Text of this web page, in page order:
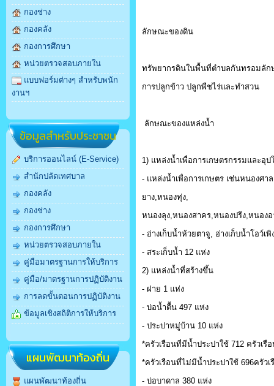
กองช่าง
กองคลัง
กองการศึกษา
หน่วยตรวจสอบภายใน
แบบฟอร์มต่างๆ สำหรับพนัก
งานฯ
ข้อมูลสำหรับประชาชน
บริการออนไลน์ (E-Service)
สำนักปลัดเทศบาล
กองคลัง
กองช่าง
กองการศึกษา
หน่วยตรวจสอบภายใน
คู่มือมาตรฐานการให้บริการ
คู่มือ/มาตรฐานการปฏิบัติงาน
การลดขั้นตอนการปฏิบัติงาน
ข้อมูลเชิงสถิติการให้บริการ
แผนพัฒนาท้องถิ่น
แผนพัฒนาท้องถิ่น
ลักษณะของดิน
ทรัพยากรดินในพื้นที่ตำบลกันทรอมลั
การปลูกข้าว ปลูกพืชไร่และทำสวน
ลักษณะของแหล่งน้ำ
1) แหล่งน้ำเพื่อการเกษตรกรรมและอุ
- แหล่งน้ำเพื่อการเกษตร เช่นหนองศ
ยาง,หนองทุ่ง,
หนองลุง,หนองสาคร,หนองปรีง,หนอง
- อ่างเก็บน้ำห้วยตาจู, อ่างเก็บน้ำโอว์เ
- สระเก็บน้ำ 12 แห่ง
2) แหล่งน้ำที่สร้างขึ้น
- ฝาย 1 แห่ง
- บ่อน้ำตื้น 497 แห่ง
- ประปาหมู่บ้าน 10 แห่ง
*ครัวเรือนที่มีน้ำประปาใช้ 712 ครัวเรื
*ครัวเรือนที่ไม่มีน้ำประปาใช้ 696ครัวเ
- บ่อบาดาล 380 แห่ง